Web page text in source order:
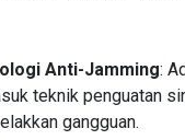
Anti-Jamming:
teknik penguatan
gangguan.